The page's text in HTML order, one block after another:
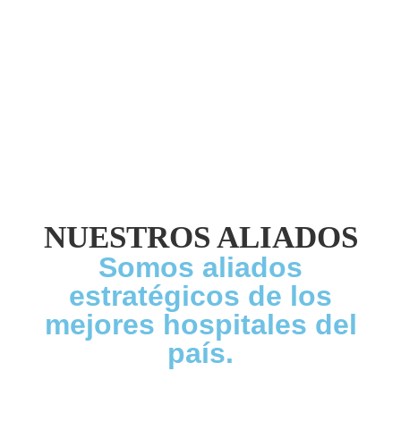
NUESTROS ALIADOS
Somos aliados
estratégicos de los
mejores hospitales del
país.